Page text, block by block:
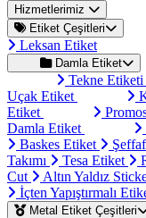
Hizmetlerimiz
Etiket Çeşitleri
Leksan Etiket
Damla Etiket
Tekne Etiketi
Uçak Etiket
Etiket
Damla Etiket
Baskes Etiket
Takımı
Tesa Etiket
Cut
Altın Yaldız
İçten Yapıştırmalı
Metal Etiket Çeşitleri